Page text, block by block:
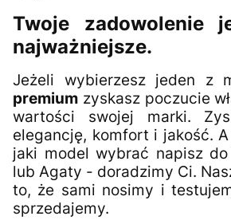
Twoje zadowolenie
najważniejsze.
Jeżeli wybierzesz jeden z
premium zyskasz poczucie
wartości swojej marki.
elegancję, komfort i jakość.
jaki model wybrać napisz
lub Agaty - doradzimy Ci.
to, że sami nosimy i
sprzedajemy.